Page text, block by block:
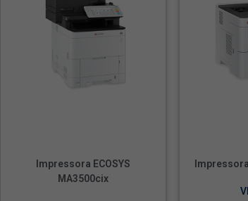
Impressora ECOSYS
MA3500cix